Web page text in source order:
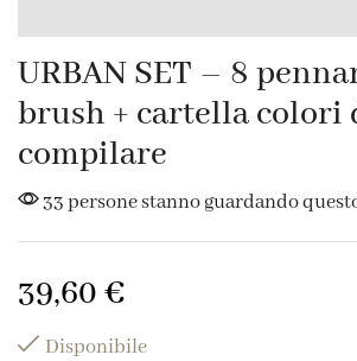
URBAN SET – 8
brush + cartella colori
compilare
33 persone stanno guardando
39,60 €
Disponibile